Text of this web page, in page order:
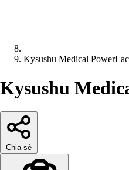
Kysushu Medical PowerLac
Kysushu
Chia sẻ